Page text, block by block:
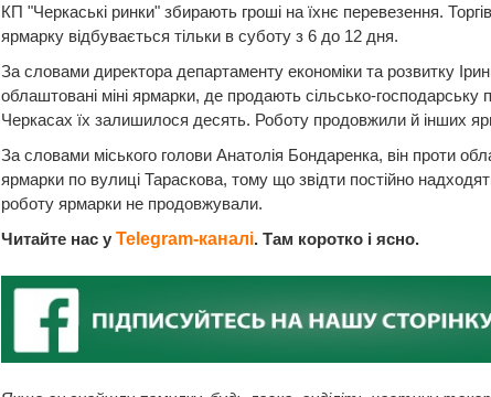
КП "Черкаські ринки" збирають гроші на їхнє перевезення.
ярмарку відбувається тільки в суботу з 6 до 12 дня.
За словами директора департаменту економіки та розвитку
облаштовані міні ярмарки, де продають сільсько-господарську
Черкасах їх залишилося десять. Роботу продовжили й інших
За словами міського голови Анатолія Бондаренка, він проти
ярмарки по вулиці Тараскова, тому що звідти постійно
роботу ярмарки не продовжували.
Читайте нас у Telegram-каналі. Там коротко і ясно.